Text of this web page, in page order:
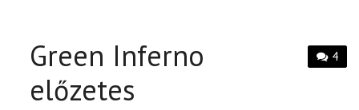
4
Green Inferno
előzetes